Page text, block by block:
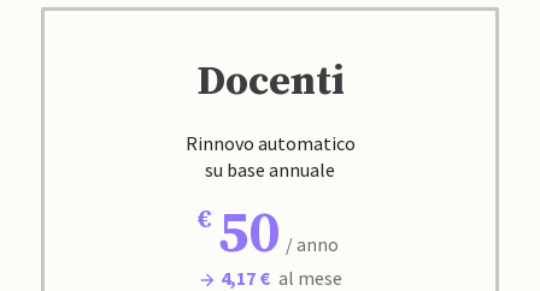
Docenti
Rinnovo automatico
su base annuale
50 / anno
4,17 € al mese